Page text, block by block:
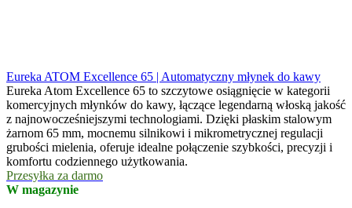
Eureka ATOM Excellence 65 | Automatyczny młynek do kawy
Eureka Atom Excellence 65 to szczytowe osiągnięcie w kategorii
komercyjnych młynków do kawy, łączące legendarną włoską jakość
z najnowocześniejszymi technologiami. Dzięki płaskim stalowym
żarnom 65 mm, mocnemu silnikowi i mikrometrycznej regulacji
grubości mielenia, oferuje idealne połączenie szybkości, precyzji i
komfortu codziennego użytkowania.
Przesyłka za darmo
W magazynie